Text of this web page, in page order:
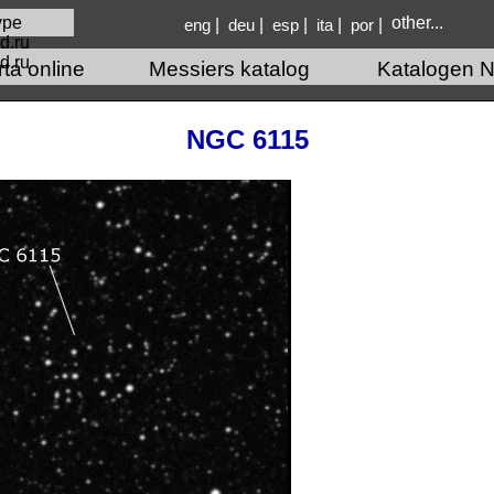
eng deu esp ita por other...
online Messiers katalog Katalogen
NGC 6115